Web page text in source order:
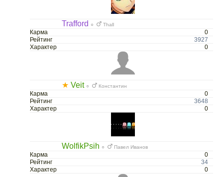
Trafford ○ Thall
Карма
0
Рейтинг
3927
Характер
0
★ Veit ○ Константин
Карма
0
Рейтинг
3648
Характер
0
WolfikPsih ○ Павел Иванов
Карма
0
Рейтинг
34
Характер
0